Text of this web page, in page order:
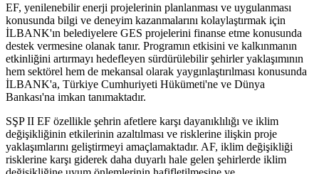
EF, yenilenebilir enerji projelerinin planlanması ve uygulanması
konusunda bilgi ve deneyim kazanmalarını kolaylaştırmak için
İLBANK'ın belediyelere GES projelerini finanse etme konusunda
destek vermesine olanak tanır. Programın etkisini ve kalkınmanın
etkinliğini artırmayı hedefleyen sürdürülebilir şehirler yaklaşımının
hem sektörel hem de mekansal olarak yaygınlaştırılması konusunda
İLBANK'a, Türkiye Cumhuriyeti Hükümeti'ne ve Dünya
Bankası'na imkan tanımaktadır.
SŞP II EF özellikle şehrin afetlere karşı dayanıklılığı ve iklim
değişikliğinin etkilerinin azaltılması ve risklerine ilişkin proje
yaklaşımlarını geliştirmeyi amaçlamaktadır. AF, iklim değişikliği
risklerine karşı giderek daha duyarlı hale gelen şehirlerde iklim